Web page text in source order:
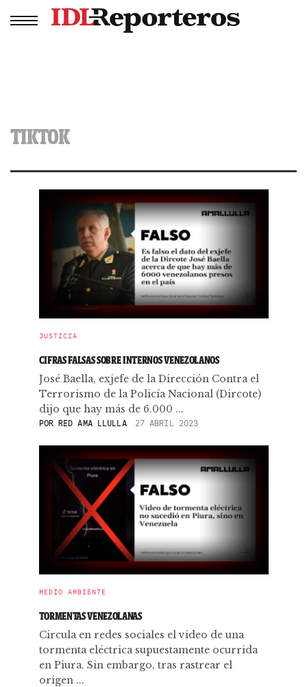
TIKTOK
JUSTICIA
CIFRAS FALSAS SOBRE INTERNOS VENEZOLANOS
José Baella, exjefe de la Dirección Contra el
Terrorismo de la Policía Nacional (Dircote)
dijo que hay más de 6.000 ...
PORRED AMA LLULLA 27 ABRIL 2023
MEDIO AMBIENTE
TORMENTAS VENEZOLANAS
Circula en redes sociales el video de una
tormenta eléctrica supuestamente ocurrida
en Piura. Sin embargo, tras rastrear el
origen ...